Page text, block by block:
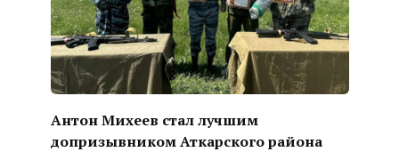
Антон Михеев стал лучшим
допризывником Аткарского района